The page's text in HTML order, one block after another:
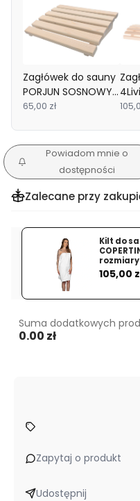
Zagłówek do sauny
PORJUN SOSNOWY
Profilowany 6
65,00 zł
Powiadom mnie o
dostępności
Zalecane przy
Kilt do
rozmiary
Cena
105,00
Suma dodatkowych
0.00 zł
Zapytaj o produkt
Udostępnij